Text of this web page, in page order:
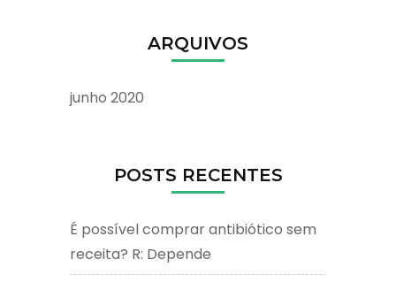
ARQUIVOS
junho 2020
POSTS RECENTES
É possível comprar antibiótico sem
receita? R: Depende